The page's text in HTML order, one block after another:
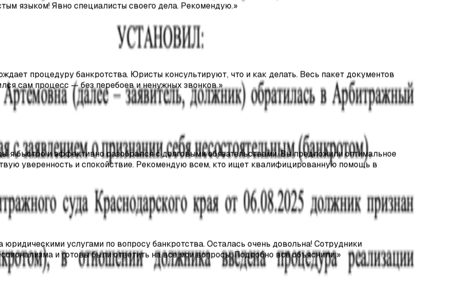
процедуру банкротства. Юристы консультируют, что и как делать. Весь пакет документов
сам процесс — без перебоев и ненужных звонков.
я быстро и эффективно разобрался с долговыми обязательствами. Вы предложили оптимальное
уверенность и спокойствие. Рекомендую всем, кто ищет квалифицированную помощь в
услугами по вопросу банкротства. Осталась очень довольна! Сотрудники
и готовы были ответить на все мои вопросы. Подробно всё объяснили.